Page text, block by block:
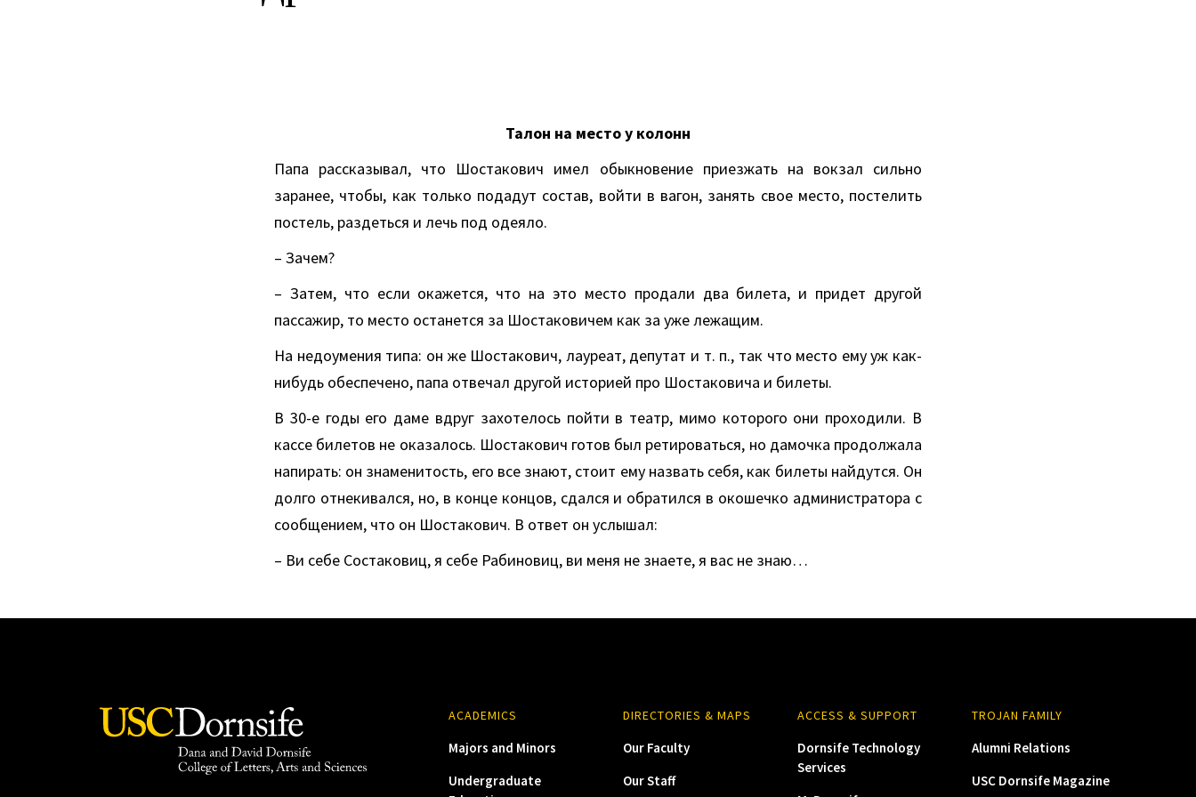
Талон на место у колонн
Папа рассказывал, что Шостакович имел обыкновение приезжать на вокзал сильно
заранее, чтобы, как только подадут состав, войти в вагон, занять свое место, постелить
постель, раздеться и лечь под одеяло.
– Зачем?
– Затем, что если окажется, что на это место продали два билета, и придет другой
пассажир, то место останется за Шостаковичем как за уже лежащим.
На недоумения типа: он же Шостакович, лауреат, депутат и т. п., так что место ему уж как-
нибудь обеспечено, папа отвечал другой историей про Шостаковича и билеты.
В 30-е годы его даме вдруг захотелось пойти в театр, мимо которого они проходили. В
кассе билетов не оказалось. Шостакович готов был ретироваться, но дамочка продолжала
напирать: он знаменитость, его все знают, стоит ему назвать себя, как билеты найдутся. Он
долго отнекивался, но, в конце концов, сдался и обратился в окошечко администратора с
сообщением, что он Шостакович. В ответ он услышал:
– Ви себе Состаковиц, я себе Рабиновиц, ви меня не знаете, я вас не знаю…
ACADEMICS
Majors and Minors
Undergraduate
DIRECTORIES & MAPS
Our Faculty
Our Staff
ACCESS & SUPPORT
Dornsife Technology
Services
TROJAN FAMILY
Alumni Relations
USC Dornsife Magazine